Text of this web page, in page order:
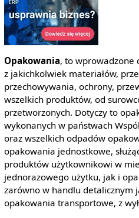
Opakowania, to wprowadzone
z jakichkolwiek materiałów,
przechowywania, ochrony,
wszelkich produktów, od
przetworzonych. Dotyczy to
wykonanych w państwach
oraz wszelkich odpadów
opakowania jednostkowe,
produktów użytkownikowi w
jednorazowego użytku, jak i
zarówno w handlu detalicznym
opakowania transportowe, z